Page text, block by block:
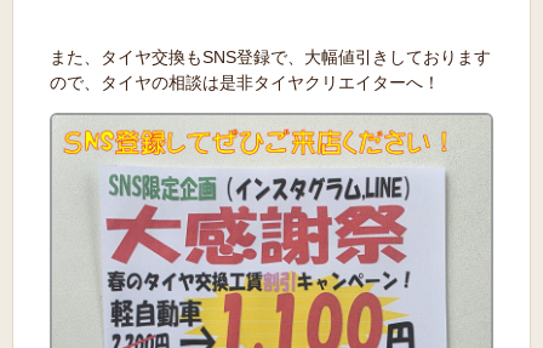
また、タイヤ交換もSNS登録で、大幅値引きしております
ので、タイヤの相談は是非タイヤクリエイターへ！